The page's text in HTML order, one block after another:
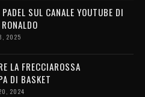
SUL CANALE YOUTUBE DI
2025
LA FRECCIAROSSA
DI BASKET
20, 2024